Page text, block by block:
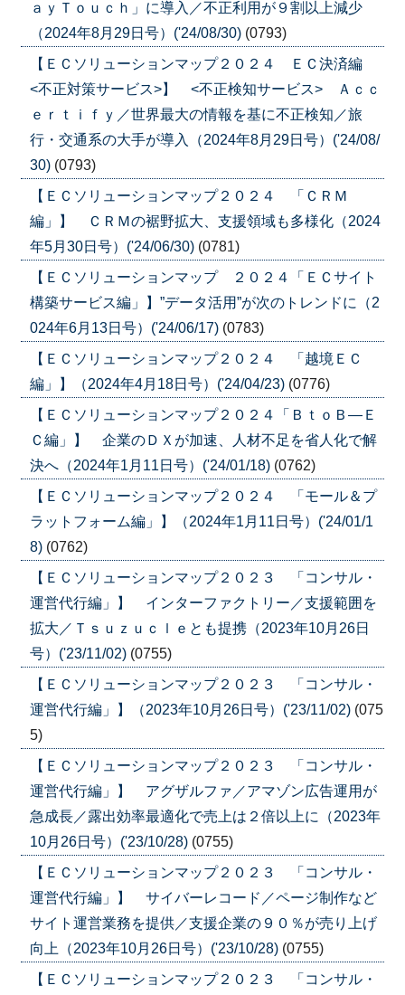
ａｙＴｏｕｃｈ」に導入／不正利用が９割以上減少
（2024年8月29日号）('24/08/30) (0793)
【ＥＣソリューションマップ２０２４ ＥＣ決済編
<不正対策サービス>】 <不正検知サービス> Ａｃｃ
ｅｒｔｉｆｙ／世界最大の情報を基に不正検知／旅
行・交通系の大手が導入（2024年8月29日号）('24/08/
30) (0793)
【ＥＣソリューションマップ２０２４ 「ＣＲＭ
編」】 ＣＲＭの裾野拡大、支援領域も多様化（2024
年5月30日号）('24/06/30) (0781)
【ＥＣソリューションマップ ２０２４「ＥＣサイト
構築サービス編」】”データ活用”が次のトレンドに（2
024年6月13日号）('24/06/17) (0783)
【ＥＣソリューションマップ２０２４ 「越境ＥＣ
編」】（2024年4月18日号）('24/04/23) (0776)
【ＥＣソリューションマップ２０２４「ＢｔｏＢ―Ｅ
Ｃ編」】 企業のＤＸが加速、人材不足を省人化で解
決へ（2024年1月11日号）('24/01/18) (0762)
【ＥＣソリューションマップ２０２４ 「モール＆プ
ラットフォーム編」】（2024年1月11日号）('24/01/1
8) (0762)
【ＥＣソリューションマップ２０２３ 「コンサル・
運営代行編」】 インターファクトリー／支援範囲を
拡大／Ｔｓｕｚｕｃｌｅとも提携（2023年10月26日
号）('23/11/02) (0755)
【ＥＣソリューションマップ２０２３ 「コンサル・
運営代行編」】（2023年10月26日号）('23/11/02) (075
5)
【ＥＣソリューションマップ２０２３ 「コンサル・
運営代行編」】 アグザルファ／アマゾン広告運用が
急成長／露出効率最適化で売上は２倍以上に（2023年
10月26日号）('23/10/28) (0755)
【ＥＣソリューションマップ２０２３ 「コンサル・
運営代行編」】 サイバーレコード／ページ制作など
サイト運営業務を提供／支援企業の９０％が売り上げ
向上（2023年10月26日号）('23/10/28) (0755)
【ＥＣソリューションマップ２０２３ 「コンサル・